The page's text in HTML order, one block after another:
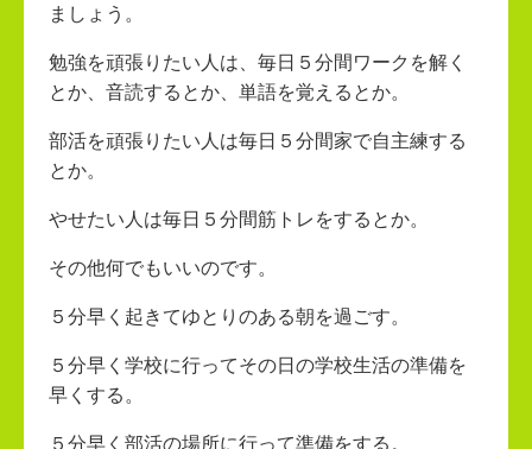
ましょう。
勉強を頑張りたい人は、毎日５分間ワークを解く
とか、音読するとか、単語を覚えるとか。
部活を頑張りたい人は毎日５分間家で自主練する
とか。
やせたい人は毎日５分間筋トレをするとか。
その他何でもいいのです。
５分早く起きてゆとりのある朝を過ごす。
５分早く学校に行ってその日の学校生活の準備を
早くする。
５分早く部活の場所に行って準備をする。